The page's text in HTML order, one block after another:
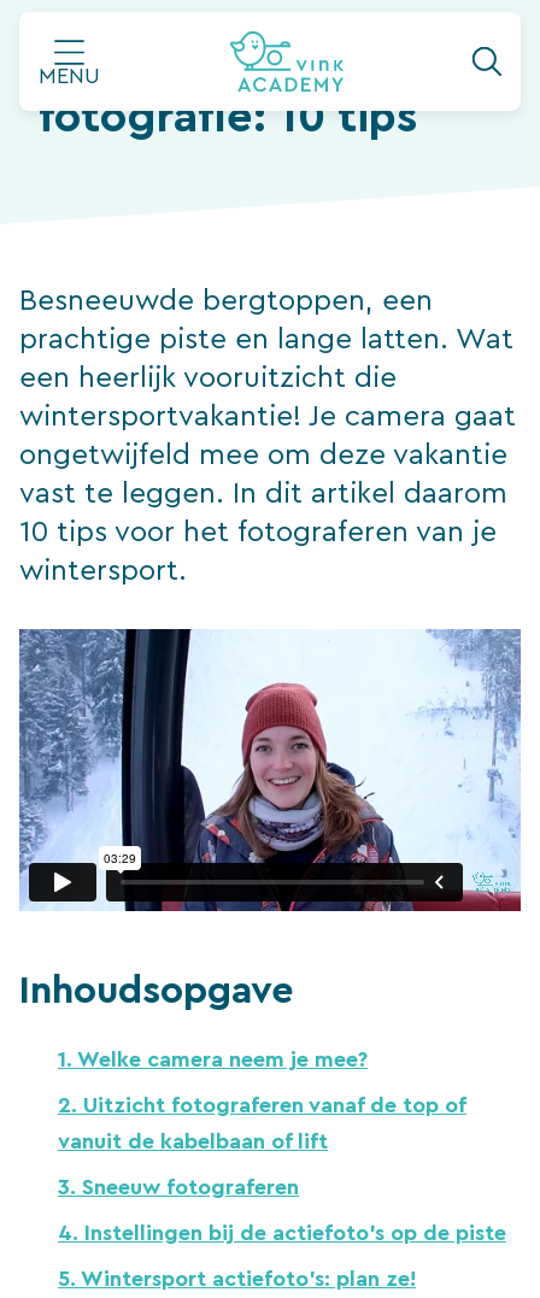
naar
de
inhoud
MENU
Wintersport
fotografie: 10 tips
Besneeuwde bergtoppen, een
prachtige piste en lange latten. Wat
een heerlijk vooruitzicht die
wintersportvakantie! Je camera gaat
ongetwijfeld mee om deze vakantie
vast te leggen. In dit artikel daarom
10 tips voor het fotograferen van je
wintersport.
Inhoudsopgave
1. Welke camera neem je mee?
2. Uitzicht fotograferen vanaf de top of
vanuit de kabelbaan of lift
3. Sneeuw fotograferen
4. Instellingen bij de actiefoto’s op de piste
5. Wintersport actiefoto’s: plan ze!